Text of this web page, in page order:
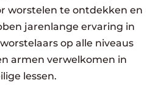
worstelen te ontdekken en
jarenlange ervaring in
op alle niveaus
armen verwelkomen in
lessen.